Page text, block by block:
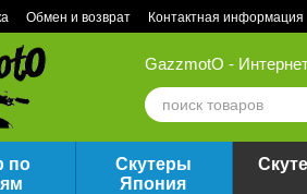
контенту
Обмен и возврат Контактная информация
GazzmotO -
по
Скутеры
Япония